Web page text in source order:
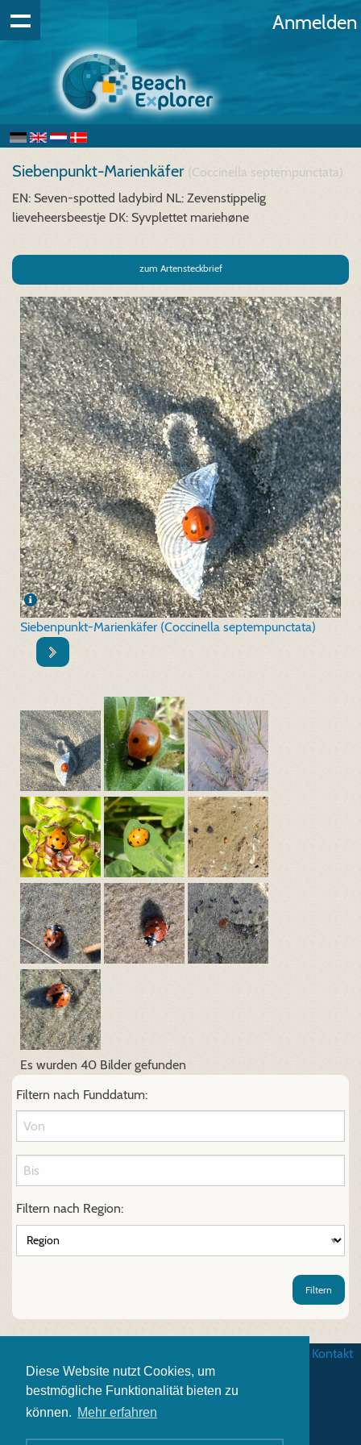
Diese Website nutzt Cookies, um
bestmögliche Funktionalität bieten zu
können. Mehr erfahren
Anmelden
Siebenpunkt-Marienkäfer (Coccinella septempunctata)
EN: Seven-spotted ladybird NL: Zevenstippelig
lieveheersbeestje DK: Syvplettet mariehøne
zum Artensteckbrief
Siebenpunkt-Marienkäfer (Coccinella septempunctata)
Es wurden 40 Bilder gefunden
Filtern nach Funddatum:
Filtern nach Region:
Filtern
Kontakt